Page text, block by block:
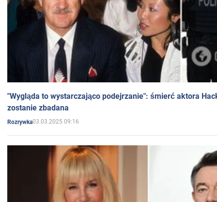
"Wygląda to wystarczająco podejrzanie": śmierć aktora
zostanie zbadana
Rozrywka03.03.2025 09:16